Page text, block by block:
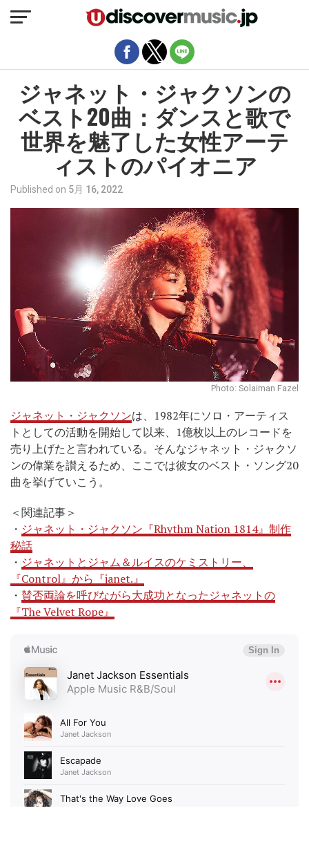
ジャネット・ジャクソンの
ベスト20曲：ダンスと歌で
世界を魅了した女性アーテ
ィストのパイオニア
Published on 5月 16, 2022
Photo: Solaiman Fazel
ジャネット・ジャクソンは、1982年にソロ・アーティス
トとしての活動を開始して以来、1億枚以上のレコードを
売り上げたと言われている。そんなジャネット・ジャクソ
ンの偉業を讃えるため、ここでは彼女のベスト・ソング20
曲を挙げていこう。
＜関連記事＞
・ ジャネット・ジャクソン『Rhythm Nation 1814』制作
秘話
・ ジャネットとジャム＆ルイスのケミストリー、
『Control』から『janet.』
・ 賛否両論を呼びながら大成功となったジャネットの
『The Velvet Rope』
モバイルバージョンを終了